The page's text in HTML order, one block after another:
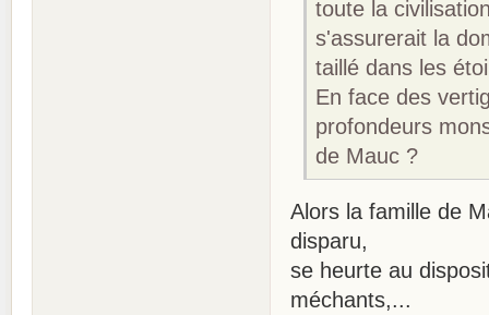
toute la
s'assurerait la
taillé dans les
En face des
profondeurs
de Mauc ?
Alors la famille de
disparu,
se heurte au
méchants,...